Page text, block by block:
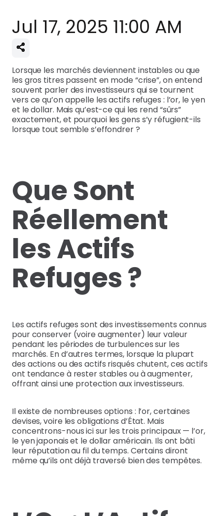
Jul 17, 2025 11:00 AM
Lorsque les marchés deviennent instables ou que
les gros titres passent en mode “crise”, on entend
souvent parler des investisseurs qui se tournent
vers ce qu’on appelle les actifs refuges : l’or, le yen
et le dollar. Mais qu’est-ce qui les rend “sûrs”
exactement, et pourquoi les gens s’y réfugient-ils
lorsque tout semble s’effondrer ?
Que Sont
Réellement
les Actifs
Refuges ?
Les actifs refuges sont des investissements connus
pour conserver (voire augmenter) leur valeur
pendant les périodes de turbulences sur les
marchés. En d’autres termes, lorsque la plupart
des actions ou des actifs risqués chutent, ces actifs
ont tendance à rester stables ou à augmenter,
offrant ainsi une protection aux investisseurs.
Il existe de nombreuses options : l’or, certaines
devises, voire les obligations d’État. Mais
concentrons-nous ici sur les trois principaux — l’or,
le yen japonais et le dollar américain. Ils ont bâti
leur réputation au fil du temps. Certains diront
même qu’ils ont déjà traversé bien des tempêtes.